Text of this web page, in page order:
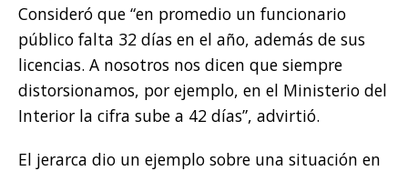
Consideró que “en promedio un funcionario
público falta 32 días en el año, además de sus
licencias. A nosotros nos dicen que siempre
distorsionamos, por ejemplo, en el Ministerio del
Interior la cifra sube a 42 días”, advirtió.
El jerarca dio un ejemplo sobre una situación en